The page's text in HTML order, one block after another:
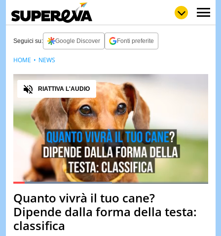
LOLGULP
LOVENEWS
TEST
Seguici su: Google Discover Fonti preferite
PauseUnmute
Loaded:50.88%
Audio
RIATTIVA L'AUDIO
Quanto vivrà il tuo cane?
Dipende dalla forma della testa:
classifica
HOME NEWS